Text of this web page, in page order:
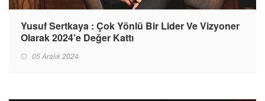
Yusuf Sertkaya : Çok Yönlü Bir Lider Ve Vizyoner
Olarak 2024’e Değer Kattı
05 Aralık 2024